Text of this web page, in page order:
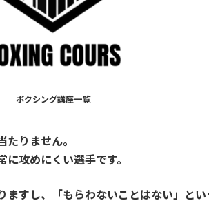
ボクシング講座一覧
りません。
攻めにくい選手です。
すし、「もらわないことはない」とい